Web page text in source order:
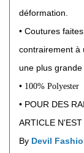
déformation.
• Coutures
contrairement à
une plus
• 100% Polyester
• POUR DES
ARTICLE N'EST
By Devil